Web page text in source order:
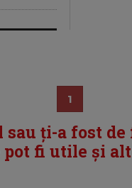
1
ți-a fost de
fi utile și